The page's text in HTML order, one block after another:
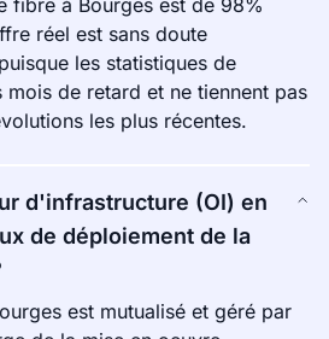
fibre à Bourges est de 98%
réel est sans doute
les statistiques de
mois de retard et ne tiennent pas
les plus récentes.
d'infrastructure (OI) en
de déploiement de la
est mutualisé et géré par